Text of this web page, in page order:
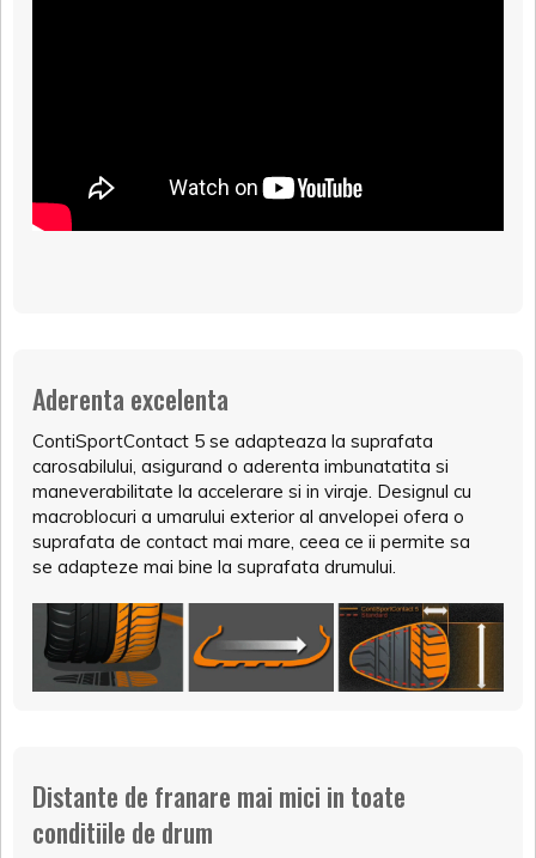
Aderenta excelenta
ContiSportContact 5 se adapteaza la suprafata
carosabilului, asigurand o aderenta imbunatatita si
maneverabilitate la accelerare si in viraje. Designul cu
macroblocuri a umarului exterior al anvelopei ofera o
suprafata de contact mai mare, ceea ce ii permite sa
se adapteze mai bine la suprafata drumului.
Distante de franare mai mici in toate
conditiile de drum